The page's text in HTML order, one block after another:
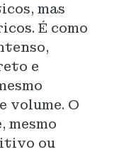
mas
É como
e
volume. O
mesmo
ou